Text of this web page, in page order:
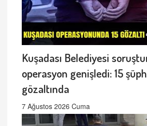
Kuşadası Belediyesi
operasyon genişledi: 15
gözaltında
7 Ağustos 2026 Cuma